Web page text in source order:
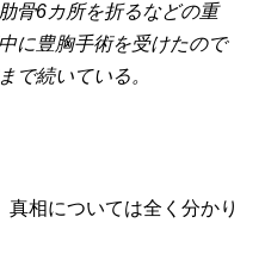
骨6カ所を折るなどの重
に豊胸手術を受けたので
で続いている。
相については全く分かり